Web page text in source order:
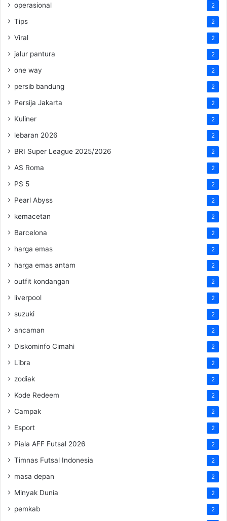
operasional 2
Tips 2
Viral 2
jalur pantura 2
one way 2
persib bandung 2
Persija Jakarta 2
Kuliner 2
lebaran 2026 2
BRI Super League 2025/2026 2
AS Roma 2
PS 5 2
Pearl Abyss 2
kemacetan 2
Barcelona 2
harga emas 2
harga emas antam 2
outfit kondangan 2
liverpool 2
suzuki 2
ancaman 2
Diskominfo Cimahi 2
Libra 2
zodiak 2
Kode Redeem 2
Campak 2
Esport 2
Piala AFF Futsal 2026 2
Timnas Futsal Indonesia 2
masa depan 2
Minyak Dunia 2
pemkab 2